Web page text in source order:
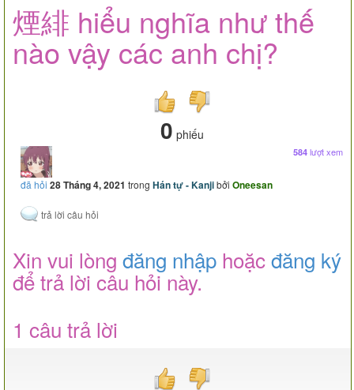
煙緋 hiểu nghĩa như thế
nào vậy các anh chị?
0 phiếu
584 lượt xem
đã hỏi 28 Tháng 4, 2021 trong Hán tự - Kanjibởi Oneesan
Xin vui lòng đăng nhập hoặcđăng ký
để trả lời câu hỏi này.
1 câu trả lời